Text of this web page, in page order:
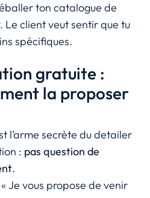
ton catalogue de
Le client veut sentir que tu
spécifiques.
gratuite :
la proposer
l’arme secrète du detailer
: pas question de
.
Je vous propose de venir